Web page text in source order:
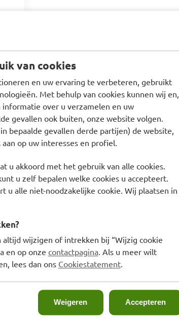
van cookies
en uw ervaring te verbeteren, gebruikt
Met behulp van cookies kunnen wij en,
over u verzamelen en uw
gevallen ook buiten, onze website volgen.
bepaalde gevallen derde partijen) de website,
op uw interesses en profiel.
u akkoord met het gebruik van alle cookies.
u zelf bepalen welke cookies u accepteert.
u alle niet-noodzakelijke cookie. Wij plaatsen in
wijzigen of intrekken bij “Wijzig cookie
en op onze contactpagina. Als u meer wilt
lees dan ons Cookiestatement.
Weigeren Accepteren